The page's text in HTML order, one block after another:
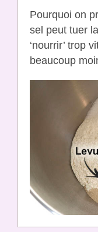
Pourquoi on
sel peut tuer
‘nourrir’ trop
beaucoup